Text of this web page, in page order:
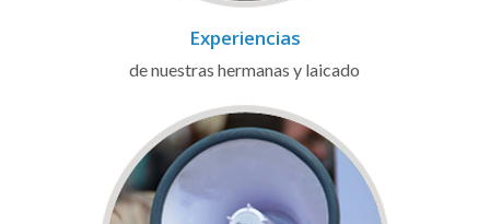
Experiencias
de nuestras hermanas y laicado